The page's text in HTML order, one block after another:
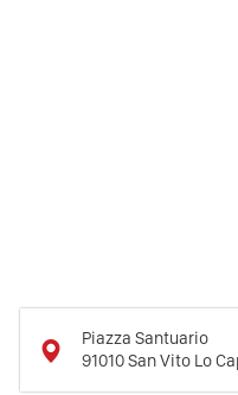
Piazza Santuario
91010San Vito Lo